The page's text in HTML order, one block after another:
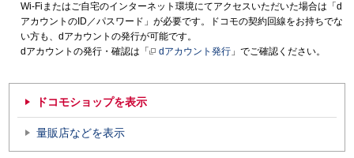
Wi-Fiまたはご自宅のインターネット環境にてアクセスいただいた場合は「d
アカウントのID／パスワード」が必要です。ドコモの契約回線をお持ちでな
い方も、dアカウントの発行が可能です。
dアカウントの発行・確認は「
dアカウント発行 」でご確認ください。
ドコモショップを表示
量販店などを表示